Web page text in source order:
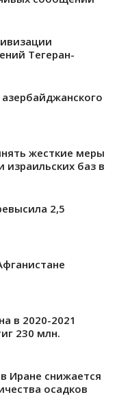
Тегеран-
жесткие меры
израильских баз в
2,5
в 2020-2021
230 млн.
Иране снижается
осадков